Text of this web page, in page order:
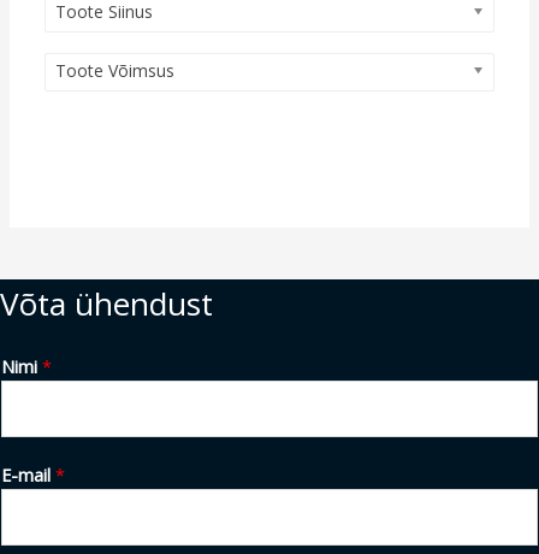
Toote Siinus
Toote Võimsus
Võta ühendust
Nimi *
E-mail *